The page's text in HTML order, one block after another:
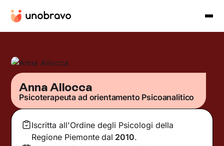
Anna Allocca
Psicoterapeuta ad orientamento Psicoanalitico
Iscritta all'Ordine degli Psicologi della
Regione Piemonte dal 2010.